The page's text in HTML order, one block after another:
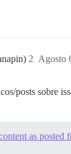
Agosto
2
posts sobre